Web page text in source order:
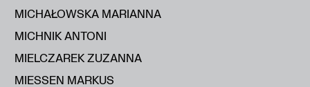
MICHAŁOWSKA MARIANNA
MICHNIK ANTONI
MIELCZAREK ZUZANNA
MIESSEN MARKUS